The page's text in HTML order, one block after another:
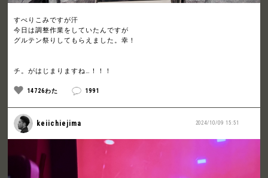
すべりこみですが汗
今日は調整作業をしていたんですが
グルテン祭りしてもらえました。幸！
チ。がはじまりますね…！！！
14726わた 1991
2024/10/09 15:51
keiichiejima